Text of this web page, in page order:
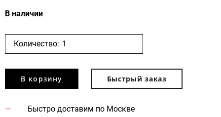
В наличии
Количество:
В корзину Быстрый заказ
Быстро доставим по Москве